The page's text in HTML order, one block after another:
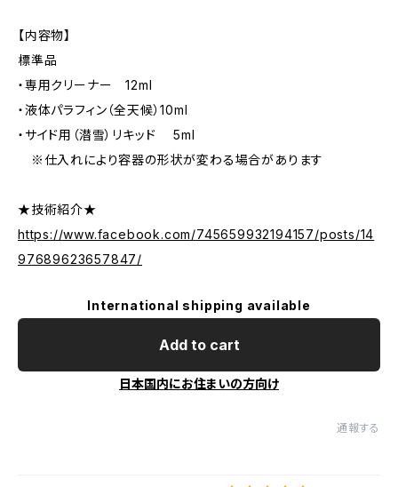
【内容物】
標準品
・専用クリーナー 12ml
・液体パラフィン（全天候）10ml
・サイド用（潜雪）リキッド 5ml
※仕入れにより容器の形状が変わる場合があります
★技術紹介★
https://www.facebook.com/745659932194157/posts/14
97689623657847/
International shipping available
Add to cart
日本国内にお住まいの方向け
通報する